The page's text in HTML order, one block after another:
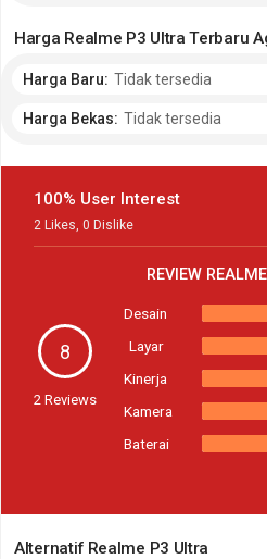
Harga Realme P3 Ultra Terbaru
Harga Baru: Tidak tersedia
Harga Bekas: Tidak tersedia
100% User Interest
2 Likes 0 Dislike
REVIEW
8
2 Reviews
Desain
Layar
Kinerja
Kamera
Baterai
Alternatif Realme P3 Ultra